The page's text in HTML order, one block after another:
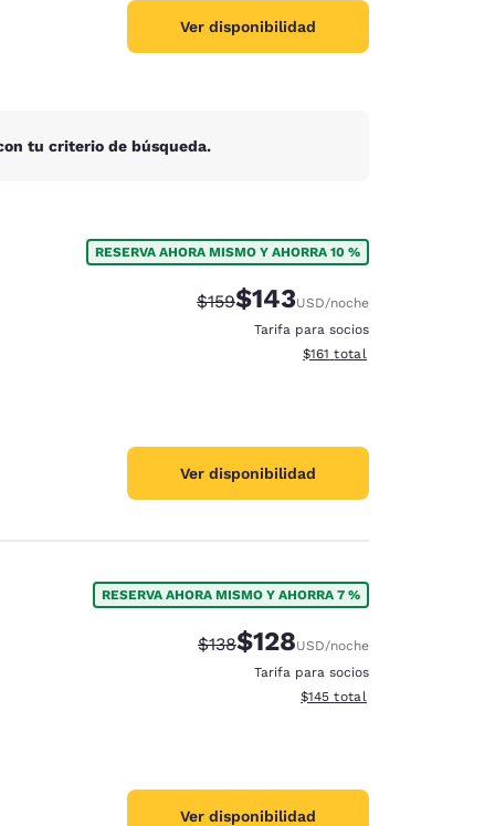
Ver disponibilidad
tu criterio de búsqueda.
RESERVA AHORA MISMO Y AHORRA 10 %
Tarifa tachada:
$159Tarifa reducida:
$143USD/noche
Tarifa para socios
Ver detalles totales
$161 total
Ver disponibilidad
RESERVA AHORA MISMO Y AHORRA 7 %
Tarifa tachada:
$138Tarifa reducida:
$128USD/noche
Tarifa para socios
Ver detalles totales
$145 total
Ver disponibilidad